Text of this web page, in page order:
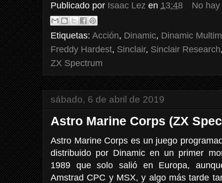
Publicado por Isaac Lez en 13:48 No
Etiquetas: Acción, Dinamic, Dinamic
Freddy Hardest, Sinclair, Sinclair Research
ZX Spectrum
sábado, 6 de abril de 2019
Astro Marine Corps (ZX
Astro Marine Corps es un juego
distribuido por Dinamic en un primer
1989 que solo salió en Europa,
Amstrad CPC y MSX, y algo más tarde